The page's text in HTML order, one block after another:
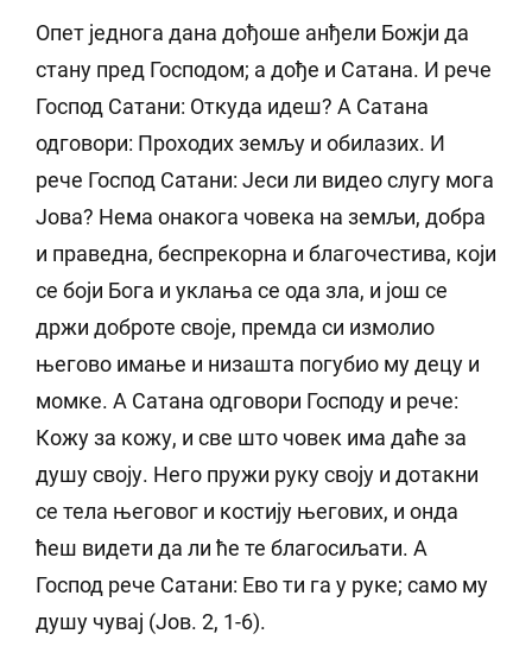
Опет једнога дана дођоше анђели Божји да
стану пред Господом; а дође и Сатана. И рече
Господ Сатани: Откуда идеш? А Сатана
одговори: Проходих земљу и обилазих. И
рече Господ Сатани: Јеси ли видео слугу мога
Јова? Нема онакога човека на земљи, добра
и праведна, беспрекорна и благочестива, који
се боји Бога и уклања се ода зла, и још се
држи доброте своје, премда си измолио
његово имање и низашта погубио му децу и
момке. А Сатана одговори Господу и рече:
Кожу за кожу, и све што човек има даће за
душу своју. Него пружи руку своју и дотакни
се тела његовог и костију његових, и онда
ћеш видети да ли ће те благосиљати. А
Господ рече Сатани: Ево ти га у руке; само му
душу чувај (Јов. 2, 1-6).